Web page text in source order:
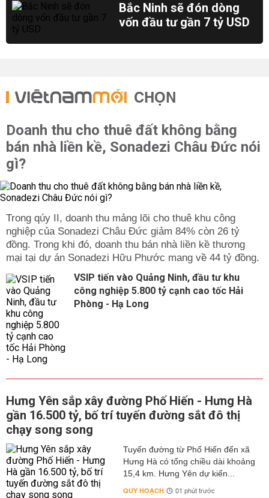
Bắc Ninh sẽ đón dòng
vốn đầu tư gần 7 tỷ USD
CHỌN
Doanh thu cho thuê đất không bằng
bán nhà liền kề, Sonadezi Châu Đức nói
gì?
Trong qúy II, doanh thu mảng lõi cho thuê khu công
nghiệp của Sonadezi Châu Đức giảm 84% còn 26 tỷ
đồng. Trong khi đó, doanh thu bán nhà liền kề thương
mại tại dự án Sonadezi Hữu Phước mang về 44 tỷ đồng.
VSIP tiến vào Quảng Ninh, đầu tư khu
công nghiệp 5.800 tỷ cạnh cao tốc Hải
Phòng - Hạ Long
Hưng Yên sắp xây đường Phố Hiến - Hưng Hà
gần 16.500 tỷ, bố trí tuyến đường sắt đô thị
chạy song song
Tuyến đường từ Phố Hiến đến xã
Hưng Hà có tổng chiều dài khoảng
15,4 km. Hưng Yên dự kiến...
QUY HOẠCH 01 phút trước